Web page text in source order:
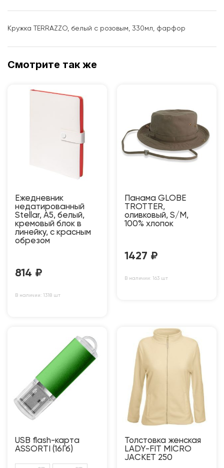
Кружка TERRAZZO, белый с розовым, 330мл, фарфор
Смотрите так же
Ежедневник
недатированный
Stellar, А5, белый,
кремовый блок в
линейку, с красным
обрезом
814 ₽
В наличии: 1318 шт
Панама GLOBE
TROTTER,
оливковый, S/M,
100% хлопок
1427 ₽
В наличии: 163 шт
USB flash-карта
ASSORTI (16Гб)
Толстовка женская
LADY-FIT MICRO
JACKET 250